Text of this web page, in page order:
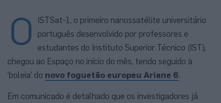
O
ISTSat-1, o primeiro nanossatélite universitário
português desenvolvido por professores e
estudantes do Instituto Superior Técnico (IST),
chegou ao Espaço no início do mês, tendo seguido à
‘boleia’ do novo foguetão europeu Ariane 6.
Em comunicado é detalhado que os investigadores já